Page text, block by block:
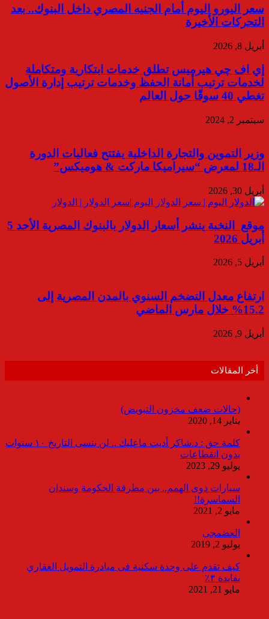
سعر اليورو اليوم أمام الجنيه المصري داخل البنوك.. بعد
التحركات الأخيرة
أبريل 8, 2026
إي اف چي هيرميس تطلق خدمات ابتكارية ومتكاملة
لخدمات ترتيب أمانة الحفظ وخدمات ترتيب إدارة الأصول
تغطي 40 سوقًا حول العالم
سبتمبر 2, 2024
وزير التموين والتجارة الداخلية يفتتح فعاليات الدورة
الـ18 لمعرض “سيراميكا ماركت & هوميكس”
أبريل 30, 2026
موقع النخبة ينشر أسعار الدولار بالبنوك المصرية الأحد 5
أبريل 2026
أبريل 5, 2026
ارتفاع معدل التضخم السنوي بالمدن المصرية إلى
15.2% خلال مارس الماضي
أبريل 9, 2026
أخر المقالات
(حالات ضعف مخزون التبويض)
يناير 14, 2020
كلمة حق : د.شاكر أديت ماعليك .. لن ينسى التاريخ ١٠ سنوات
بدون انقطاعات
يوليو 29, 2023
سيارات ذوى الهمم.. بين مطرقة الحكومة وسندان
السماسرة!!
مايو 2, 2021
العضمجى
يوليو 2, 2019
كيف تقدم على وحدة سكنية فى مبادرة التمويل العقاري
بفايدة ٣٪
مايو 21, 2021